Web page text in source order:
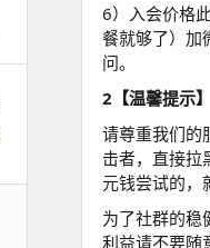
6）入会价格
餐就够了）加
问。
2【温馨提示】
请尊重我们的
击者，直接拉
元钱尝试的，
为了社群的稳
利益请不要随